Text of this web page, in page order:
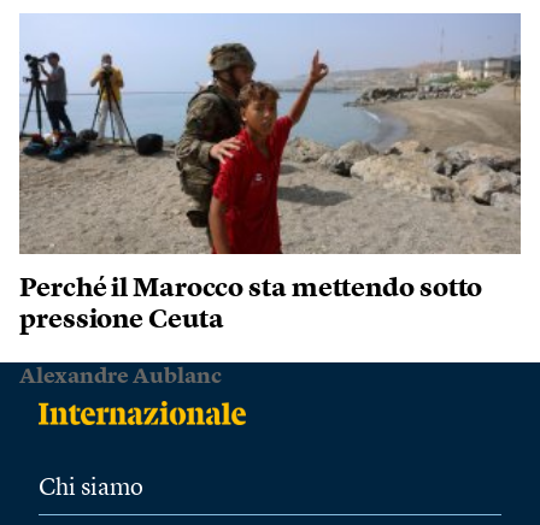
Perché il Marocco sta mettendo sotto
pressione Ceuta
Alexandre Aublanc
Chi siamo